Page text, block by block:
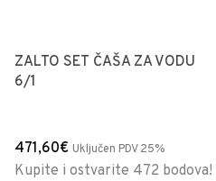
ZALTO SET ČAŠA ZA VODU
6/1
471,60€ Uključen PDV 25%
Kupite i ostvarite 472 bodova!